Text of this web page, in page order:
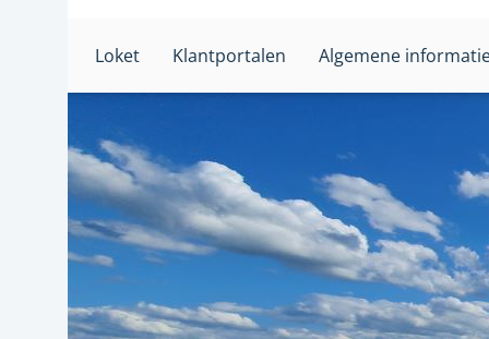
Loket Klantportalen Algemene